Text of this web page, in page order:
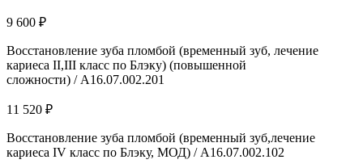
9 600 ₽
Восстановление зуба пломбой (временный зуб, лечение
кариеса II,III класс по Блэку) (повышенной
сложности) / А16.07.002.201
11 520 ₽
Восстановление зуба пломбой (временный зуб,лечение
кариеса IV класс по Блэку, МОД) / А16.07.002.102